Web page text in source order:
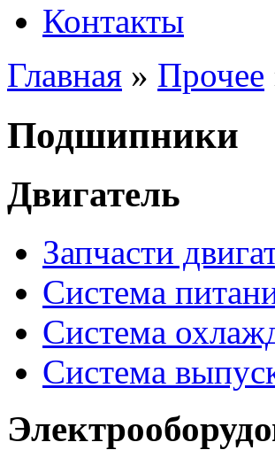
Контакты
Вы здесь
Главная » Прочее
Подшипники
Двигатель
Запчасти
Система
Система
Система